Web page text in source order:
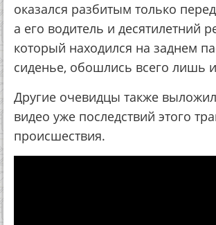
оказался разбитым только
а его водитель и десятилетний
который находился на заднем
сиденье, обошлись всего лишь
Другие очевидцы также
видео уже последствий этого
происшествия.